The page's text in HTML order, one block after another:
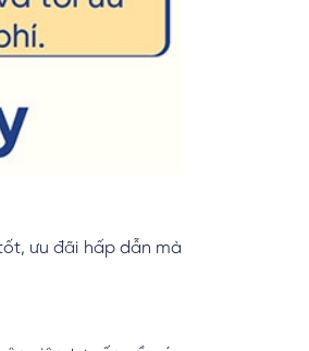
ưu đãi hấp dẫn mà